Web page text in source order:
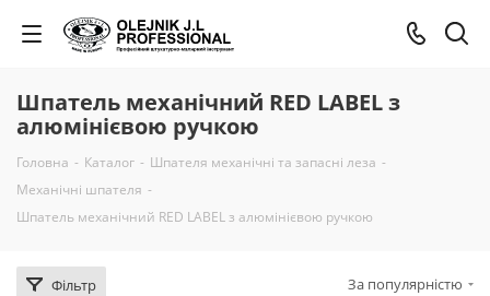
Шпатель механічний RED LABEL з
алюмінієвою ручкою
Головна - Каталог - Шпателя механічні та запасні леза -
Механічні шпателя -
Шпатель механічний RED LABEL з алюмінієвою ручкою
Фільтр За популярністю